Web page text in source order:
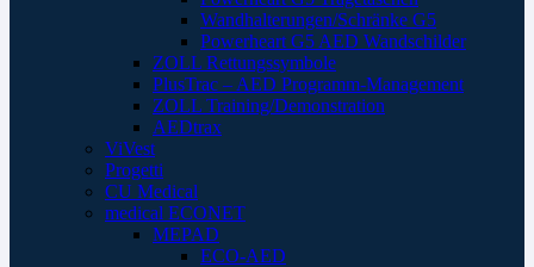
Wandhalterungen/Schränke G5
Powerheart G5 AED Wandschilder
ZOLL Rettungssymbole
PlusTrac – AED Programm-Management
ZOLL Training/Demonstration
AEDtrax
ViVest
Progetti
CU Medical
medical ECONET
MEPAD
ECO-AED